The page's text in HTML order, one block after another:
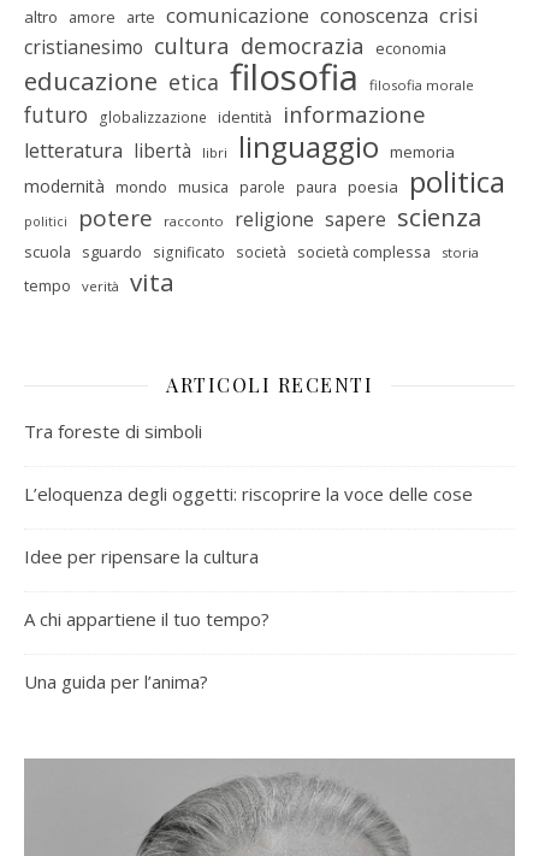
altro amore arte comunicazione conoscenza crisi
cristianesimo cultura democrazia economia
educazione etica filosofia filosofia morale
futuro globalizzazione identità informazione
letteratura libertà libri linguaggio memoria
modernità mondo musica parole paura poesia politica
politici potere racconto religione sapere scienza
scuola sguardo significato società società complessa storia
tempo verità vita
ARTICOLI RECENTI
Tra foreste di simboli
L’eloquenza degli oggetti: riscoprire la voce delle cose
Idee per ripensare la cultura
A chi appartiene il tuo tempo?
Una guida per l’anima?